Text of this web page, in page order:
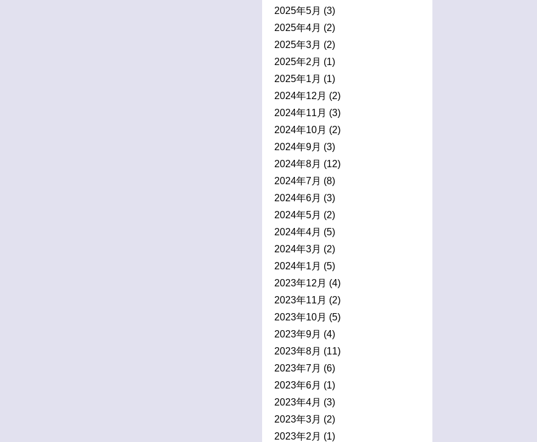
2025年5月 (3)
2025年4月 (2)
2025年3月 (2)
2025年2月 (1)
2025年1月 (1)
2024年12月 (2)
2024年11月 (3)
2024年10月 (2)
2024年9月 (3)
2024年8月 (12)
2024年7月 (8)
2024年6月 (3)
2024年5月 (2)
2024年4月 (5)
2024年3月 (2)
2024年1月 (5)
2023年12月 (4)
2023年11月 (2)
2023年10月 (5)
2023年9月 (4)
2023年8月 (11)
2023年7月 (6)
2023年6月 (1)
2023年4月 (3)
2023年3月 (2)
2023年2月 (1)